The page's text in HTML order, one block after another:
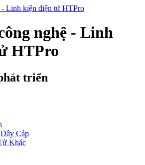
nghệ - Linh
HTPro
triển
Cáp
Khác